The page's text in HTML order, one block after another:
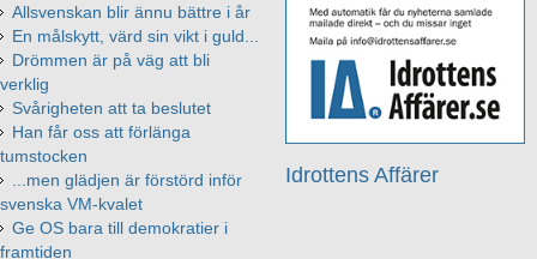
Idrottens Affärer
Allsvenskan blir ännu bättre i år
En målskytt, värd sin vikt i guld...
Drömmen är på väg att bli
verklig
Svårigheten att ta beslutet
Han får oss att förlänga
tumstocken
...men glädjen är förstörd inför
svenska VM-kvalet
Ge OS bara till demokratier i
framtiden